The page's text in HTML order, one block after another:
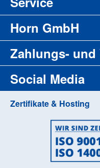
Horn GmbH
Zahlungs- und
Social Media
Zertifikate & Hosting